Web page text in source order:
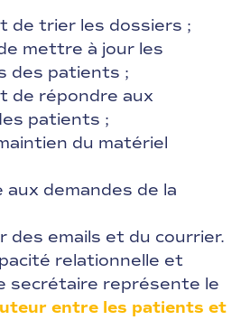
de trier les dossiers ;
mettre à jour les
des patients ;
de répondre aux
patients ;
du matériel
aux demandes de la
des emails et du courrier.
relationnelle et
secrétaire représente le
entre les patients et